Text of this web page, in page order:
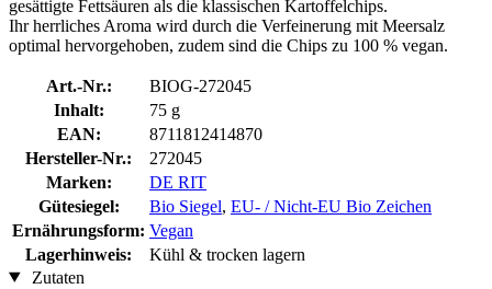
gesättigte Fettsäuren als die klassischen Kartoffelchips.
Ihr herrliches Aroma wird durch die Verfeinerung mit Meersalz
optimal hervorgehoben, zudem sind die Chips zu 100 % vegan.
Art.-Nr.:
BIOG-272045
Inhalt:
75 g
EAN:
8711812414870
Hersteller-Nr.:
272045
Marken:
DE RIT
Gütesiegel:
Bio Siegel, EU- / Nicht-EU Bio Zeichen
Ernährungsform: Vegan
Lagerhinweis:
Kühl & trocken lagern
Zutaten